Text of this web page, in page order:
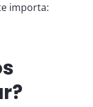
importa: